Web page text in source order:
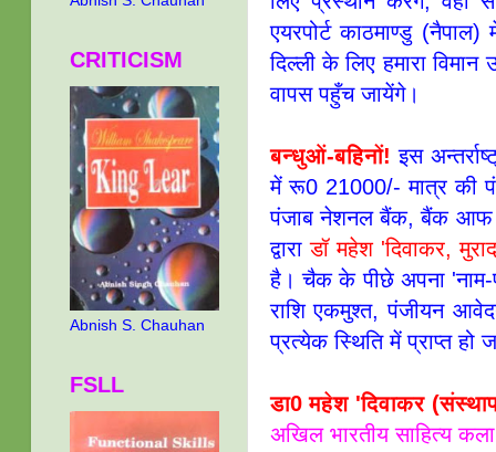
एयरपोर्ट काठमाण्डु
दिल्ली के लिए हमारा
वापस पहुँच जायेंगे।
बन्धुओं-बहिनों! इस
में रू0 21000/- मात्र की
पंजाब नेशनल बैंक, बैंक आफ
द्वाराडॉ महेश 'दिवाकर,
है। चैक के पीछे अपना
राशि एकमुश्त, पंजीयन
प्रत्येक स्थिति में प्राप्त हो
डा0 महेश 'दिवाकर
अखिल भारतीय साहित्य
CRITICISM
Abnish S. Chauhan
FSLL